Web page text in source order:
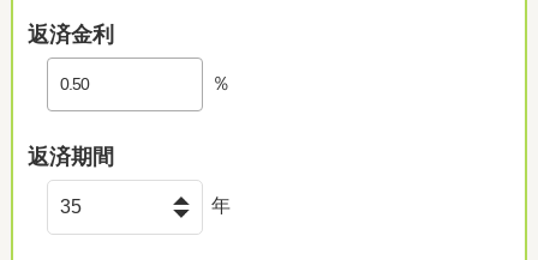
返済金利
％
返済期間
年